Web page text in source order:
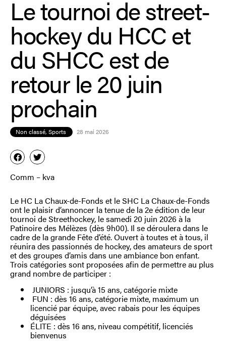
Le tournoi de street-
hockey du HCC et
du SHCC est de
retour le 20 juin
prochain
Non classé, Sports 28 mai 2026
Comm – kva
Le HC La Chaux-de-Fonds et le SHC La Chaux-de-Fonds
ont le plaisir d’annoncer la tenue de la 2e édition de leur
tournoi de Streethockey, le samedi 20 juin 2026 à la
Patinoire des Mélèzes (dès 9h00). Il se déroulera dans le
cadre de la grande Fête d’été. Ouvert à toutes et à tous, il
réunira des passionnés de hockey, des amateurs de sport
et des groupes d’amis dans une ambiance bon enfant.
Trois catégories sont proposées afin de permettre au plus
grand nombre de participer :
JUNIORS : jusqu’à 15 ans, catégorie mixte
FUN : dès 16 ans, catégorie mixte, maximum un
licencié par équipe, avec rabais pour les équipes
déguisées
ÉLITE : dès 16 ans, niveau compétitif, licenciés
bienvenus